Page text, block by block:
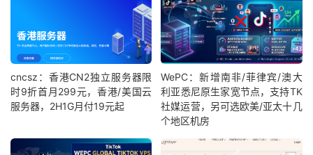
cncsz：香港CN2独立服务器限
时9折首月299元，香港/美国云
服务器，2H1G月付19元起
WePC：新增南非/菲律宾/澳大
利亚悉尼原生家宽节点，支持TK
社媒运营，另可选欧美/亚太十几
个地区机房